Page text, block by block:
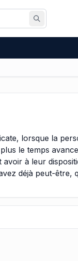
Rechercher
lorsque la
le temps
à leur
déjà peut-être,
de portail,
ses
au sein de
pour